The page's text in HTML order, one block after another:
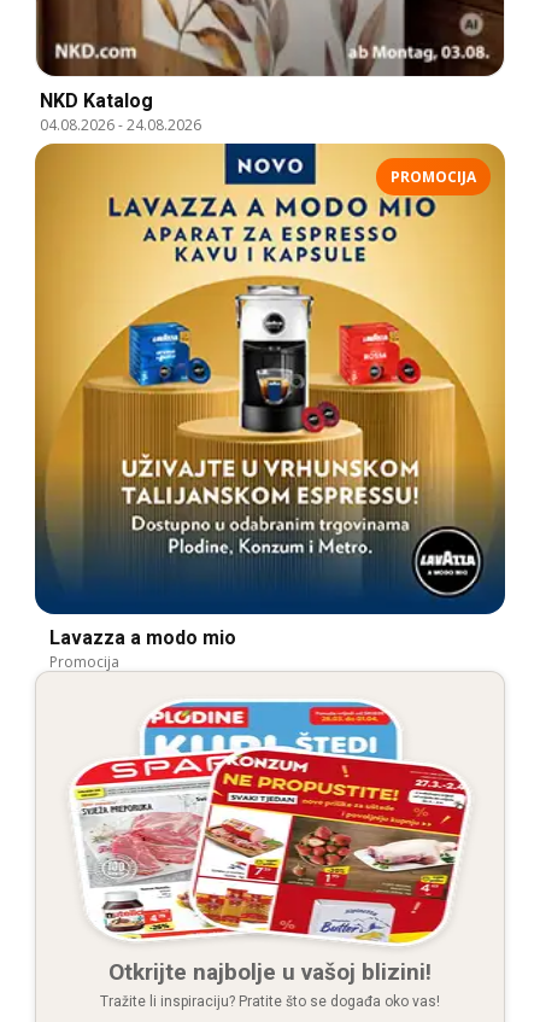
NKD Katalog
04.08.2026-24.08.2026
PROMOCIJA
Lavazza a modo mio
Promocija
Otkrijte najbolje u vašoj blizini!
Tražite li inspiraciju? Pratite što se događa oko vas!